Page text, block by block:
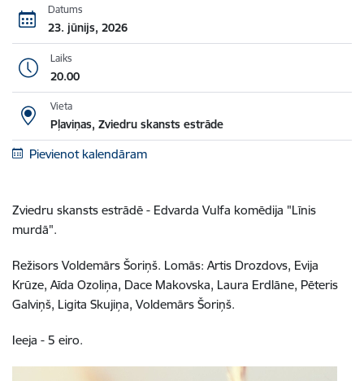
Datums
23. jūnijs, 2026
Laiks
20.00
Vieta
Pļaviņas, Zviedru skansts estrāde
Pievienot kalendāram
Zviedru skansts estrādē - Edvarda Vulfa komēdija "Līnis
murdā".
Režisors Voldemārs Šoriņš. Lomās: Artis Drozdovs, Evija
Krūze, Aīda Ozoliņa, Dace Makovska, Laura Erdlāne, Pēteris
Galviņš, Ligita Skujiņa, Voldemārs Šoriņš.
Ieeja - 5 eiro.